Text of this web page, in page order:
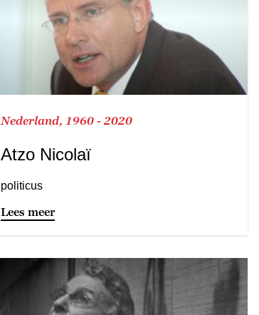
Nederland, 1960 - 2020
Atzo Nicolaï
politicus
Lees meer